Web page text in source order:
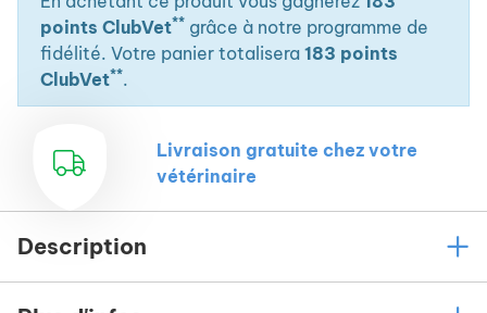
points ClubVet** grâce à notre programme de
fidélité. Votre panier totalisera 183 points
ClubVet**.
Livraison gratuite chez votre
vétérinaire
Description